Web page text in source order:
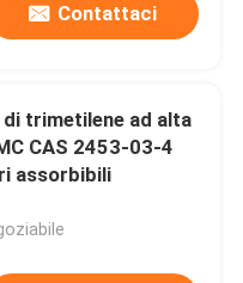
Contattaci
trimetilene ad alta
CAS 2453-03-4
assorbibili